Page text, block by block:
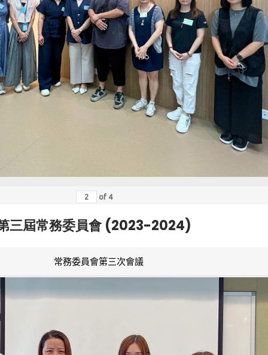
of 4
三屆常務委員會 (2023-2024)
常務委員會第三次會議